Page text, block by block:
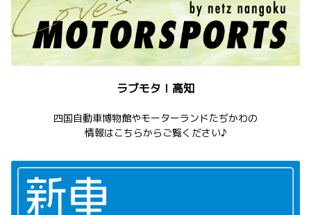
ラブモタ！高知
四国自動車博物館やモーターランドたぢかわの
情報はこちらからご覧ください♪